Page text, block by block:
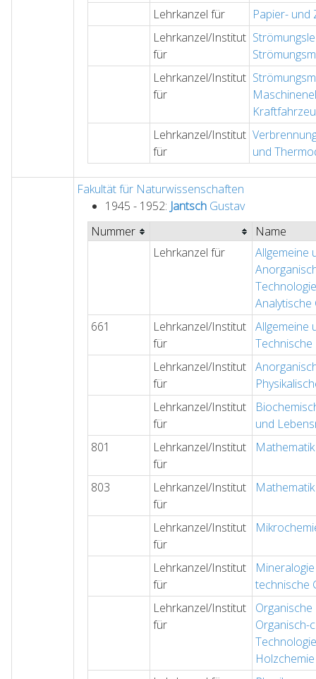
Lehrkanzel für
Papier- und
Lehrkanzel/Institut
für
Lehrkanzel/Institut
für
Lehrkanzel/Institut
für
und
Fakultät für Naturwissenschaften
1945 - 1952: Jantsch Gustav
Nummer
Name
Lehrkanzel für
Allgemeine
Analytische
661
Lehrkanzel/Institut
für
Allgemeine
Lehrkanzel/Institut
für
Lehrkanzel/Institut
für
und
801
Lehrkanzel/Institut
für
803
Lehrkanzel/Institut
für
Lehrkanzel/Institut
für
Lehrkanzel/Institut
für
technische
Lehrkanzel/Institut
für
Organische
Organisch-
Holzchemie